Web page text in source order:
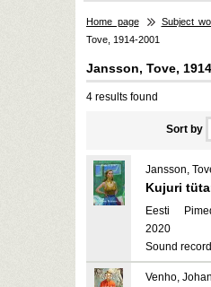
Home page Subject
Tove, 1914-2001
Jansson, Tove,
4 results found
Sort by
Jansson,
Kujuri
Eesti
2020
Sound
Venho,